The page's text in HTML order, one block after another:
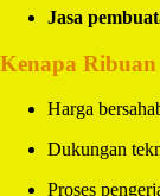
Jasa
Kenapa
Harga
Dukungan
Proses